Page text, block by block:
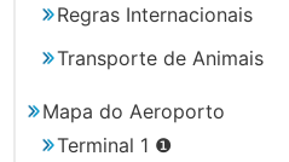
Regras Internacionais
Transporte de Animais
Mapa do Aeroporto
Terminal 1 ❶